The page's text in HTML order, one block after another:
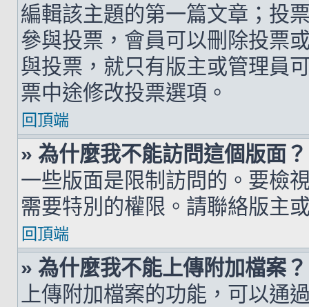
編輯該主題的第一篇文章；投
參與投票，會員可以刪除投票
與投票，就只有版主或管理員
票中途修改投票選項。
回頂端
» 為什麼我不能訪問這個版面？
一些版面是限制訪問的。要檢
需要特別的權限。請聯絡版主
回頂端
» 為什麼我不能上傳附加檔案？
上傳附加檔案的功能，可以通